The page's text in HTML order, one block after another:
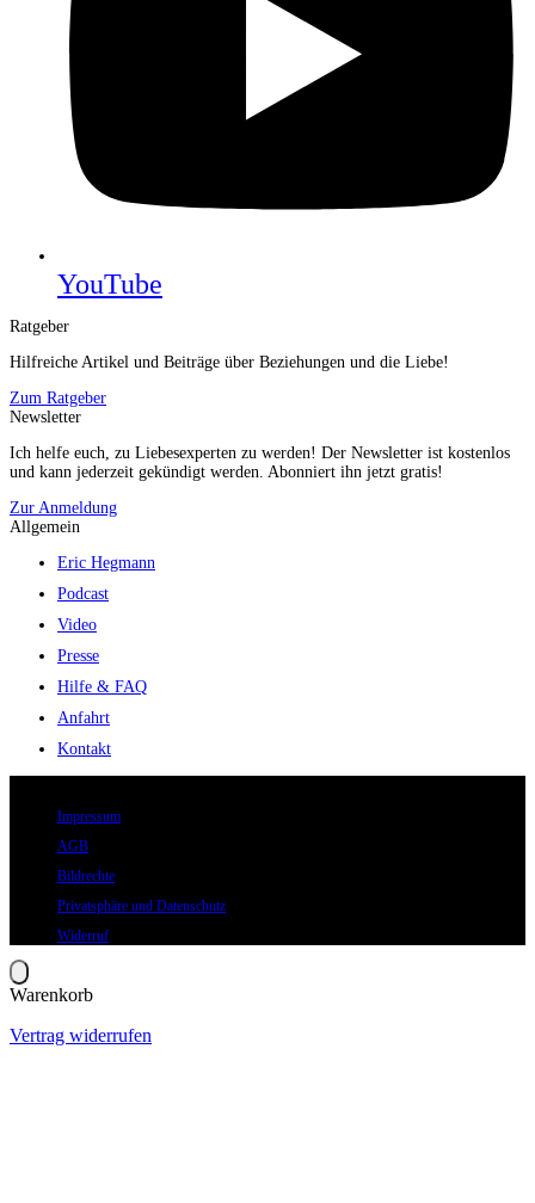
YouTube
Ratgeber
Hilfreiche Artikel und Beiträge über Beziehungen und die Liebe!
Zum Ratgeber
Newsletter
Ich helfe euch, zu Liebesexperten zu werden! Der Newsletter ist kostenlos
und kann jederzeit gekündigt werden. Abonniert ihn jetzt gratis!
Zur Anmeldung
Allgemein
Eric Hegmann
Podcast
Video
Presse
Hilfe & FAQ
Anfahrt
Kontakt
Impressum
AGB
Bildrechte
Privatsphäre und Datenschutz
Widerruf
Warenkorb
Vertrag widerrufen